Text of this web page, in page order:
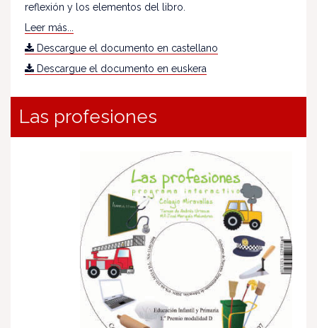
reflexión y los elementos del libro.
Leer más...
Descargue el documento en castellano
Descargue el documento en euskera
Las profesiones